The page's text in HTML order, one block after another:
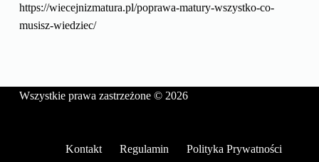
https://wiecejnizmatura.pl/poprawa-matury-wszystko-co-
musisz-wiedziec/
Wszystkie prawa zastrzeżone © 2026
Kontakt Regulamin
Polityka Prywatności